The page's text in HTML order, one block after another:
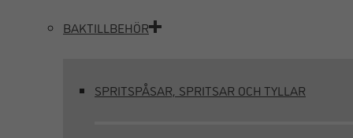
BAKTILLBEHÖR
SPRITSPÅSAR, SPRITSAR OCH TYLLAR